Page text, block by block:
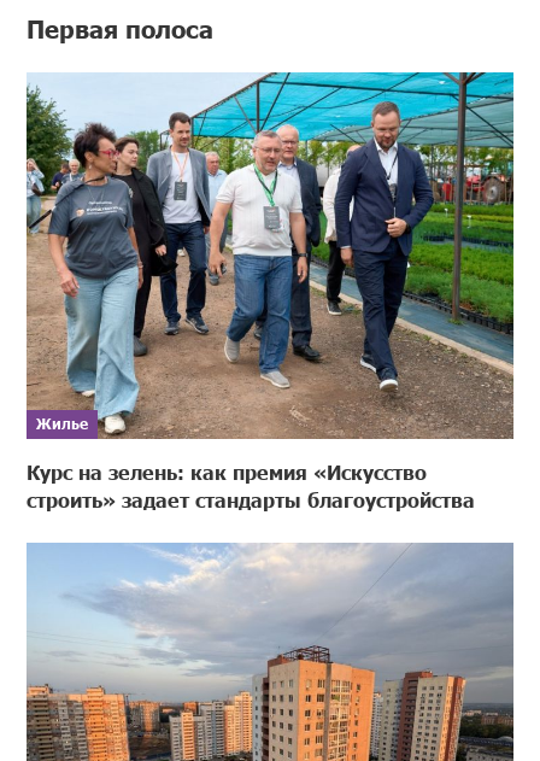
Первая полоса
Жилье
Курс на зелень: как премия «Искусство
строить» задает стандарты благоустройства